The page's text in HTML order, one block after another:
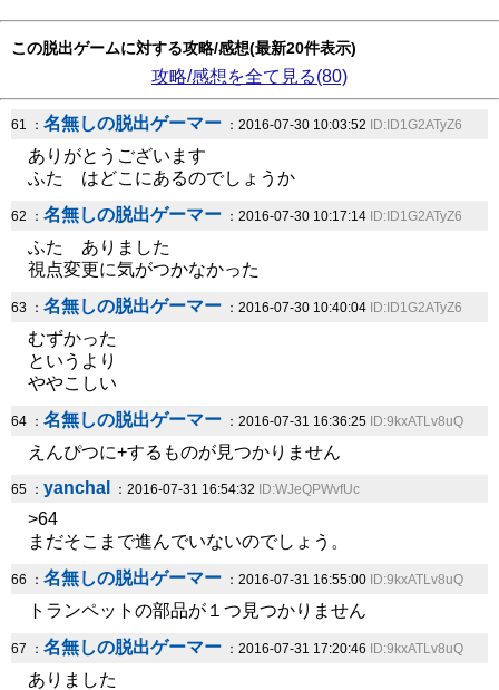
この脱出ゲームに対する攻略/感想(最新20件表示)
攻略/感想を全て見る(80)
61 ： 名無しの脱出ゲーマー ：2016-07-30 10:03:52 ID:ID1G2ATyZ6
ありがとうございます
ふた はどこにあるのでしょうか
62 ： 名無しの脱出ゲーマー ：2016-07-30 10:17:14 ID:ID1G2ATyZ6
ふた ありました
視点変更に気がつかなかった
63 ： 名無しの脱出ゲーマー ：2016-07-30 10:40:04 ID:ID1G2ATyZ6
むずかった
というより
ややこしい
64 ： 名無しの脱出ゲーマー ：2016-07-31 16:36:25 ID:9kxATLv8uQ
えんぴつに+するものが見つかりません
65 ： yanchal ：2016-07-31 16:54:32 ID:WJeQPWvfUc
>64
まだそこまで進んでいないのでしょう。
66 ： 名無しの脱出ゲーマー ：2016-07-31 16:55:00 ID:9kxATLv8uQ
トランペットの部品が１つ見つかりません
67 ： 名無しの脱出ゲーマー ：2016-07-31 17:20:46 ID:9kxATLv8uQ
ありました